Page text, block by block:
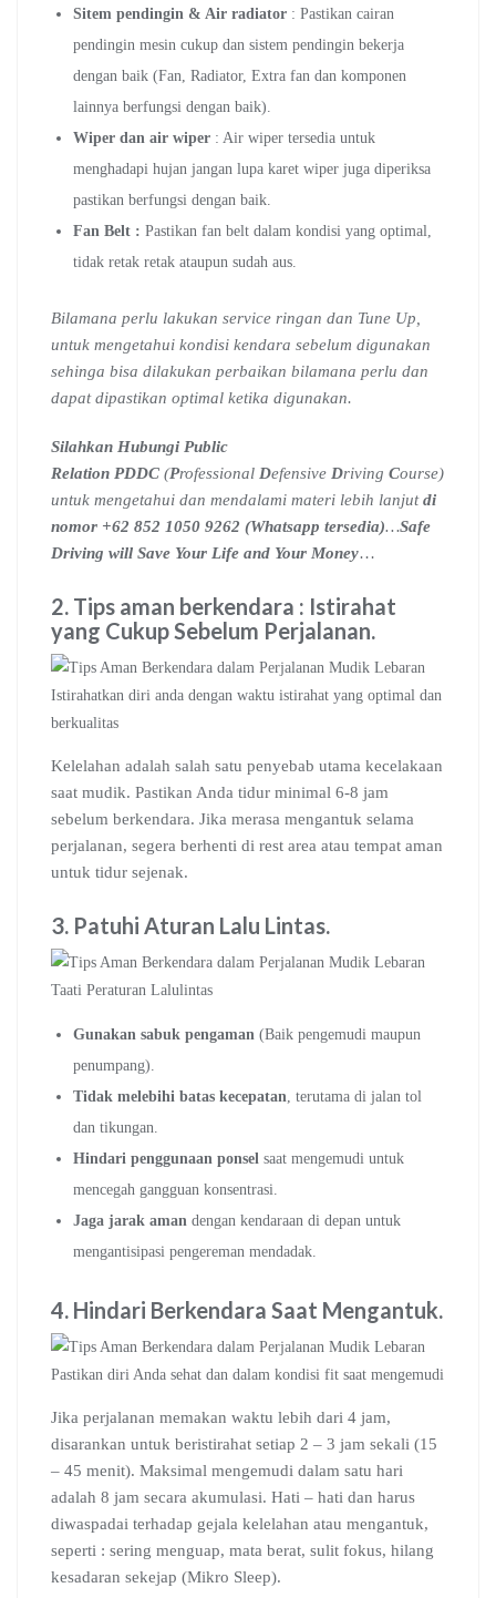
Sitem pendingin & Air radiator : Pastikan cairan
pendingin mesin cukup dan sistem pendingin bekerja
dengan baik (Fan, Radiator, Extra fan dan komponen
lainnya berfungsi dengan baik).
Wiper dan air wiper : Air wiper tersedia untuk
menghadapi hujan jangan lupa karet wiper juga diperiksa
pastikan berfungsi dengan baik.
Fan Belt : Pastikan fan belt dalam kondisi yang optimal,
tidak retak retak ataupun sudah aus.
Bilamana perlu lakukan service ringan dan Tune Up,
untuk mengetahui kondisi kendara sebelum digunakan
sehinga bisa dilakukan perbaikan bilamana perlu dan
dapat dipastikan optimal ketika digunakan.
Silahkan Hubungi Public
Relation PDDC (Professional Defensive Driving Course)
untuk mengetahui dan mendalami materi lebih lanjutdi
nomor +62 852 1050 9262 (Whatsapp tersedia)…Safe
Driving will Save Your Life and Your Money…
2. Tips aman berkendara : Istirahat
yang Cukup Sebelum Perjalanan.
Istirahatkan diri anda dengan waktu istirahat yang optimal dan
berkualitas
Kelelahan adalah salah satu penyebab utama kecelakaan
saat mudik. Pastikan Anda tidur minimal 6-8 jam
sebelum berkendara. Jika merasa mengantuk selama
perjalanan, segera berhenti di rest area atau tempat aman
untuk tidur sejenak.
3. Patuhi Aturan Lalu Lintas.
Taati Peraturan Lalulintas
Gunakan sabuk pengaman (Baik pengemudi maupun
penumpang).
Tidak melebihi batas kecepatan, terutama di jalan tol
dan tikungan.
Hindari penggunaan ponsel saat mengemudi untuk
mencegah gangguan konsentrasi.
Jaga jarak aman dengan kendaraan di depan untuk
mengantisipasi pengereman mendadak.
4. Hindari Berkendara Saat Mengantuk.
Pastikan diri Anda sehat dan dalam kondisi fit saat mengemudi
Jika perjalanan memakan waktu lebih dari 4 jam,
disarankan untuk beristirahat setiap 2 – 3 jam sekali (15
– 45 menit). Maksimal mengemudi dalam satu hari
adalah 8 jam secara akumulasi. Hati – hati dan harus
diwaspadai terhadap gejala kelelahan atau mengantuk,
seperti : sering menguap, mata berat, sulit fokus, hilang
kesadaran sekejap (Mikro Sleep).